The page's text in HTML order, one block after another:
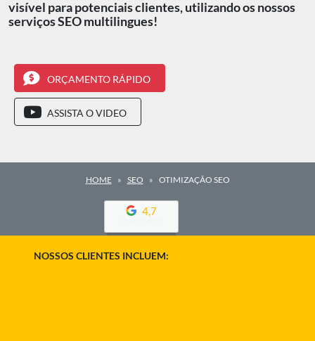
visível para potenciais clientes, utilizando os nossos
serviços SEO multilingues!
ORÇAMENTO RÁPIDO
ASSISTA O VIDEO
HOME SEO OTIMIZAÇÃO SEO
4,7
NOSSOS CLIENTES INCLUEM: